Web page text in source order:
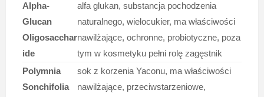
Alpha-
Glucan
Oligosacchar
ide
alfa glukan, substancja pochodzenia
naturalnego, wielocukier, ma właściwości
nawilżające, ochronne, probiotyczne, poza
tym w kosmetyku pełni rolę zagęstnik
Polymnia
Sonchifolia
sok z korzenia Yaconu, ma właściwości
nawilżające, przeciwstarzeniowe,